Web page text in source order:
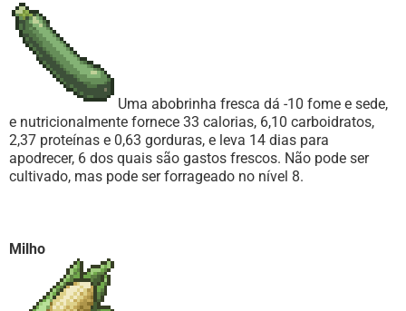
Uma abobrinha fresca dá -10 fome e sede,
e nutricionalmente fornece 33 calorias, 6,10 carboidratos,
2,37 proteínas e 0,63 gorduras, e leva 14 dias para
apodrecer, 6 dos quais são gastos frescos. Não pode ser
cultivado, mas pode ser forrageado no nível 8.
Milho